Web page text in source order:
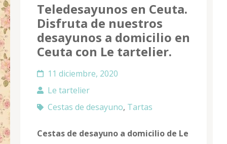
Teledesayunos en Ceuta.
Disfruta de nuestros
desayunos a domicilio en
Ceuta con Le tartelier.
11 diciembre, 2020
Le tartelier
Cestas de desayuno, Tartas
Cestas de desayuno a domicilio de Le